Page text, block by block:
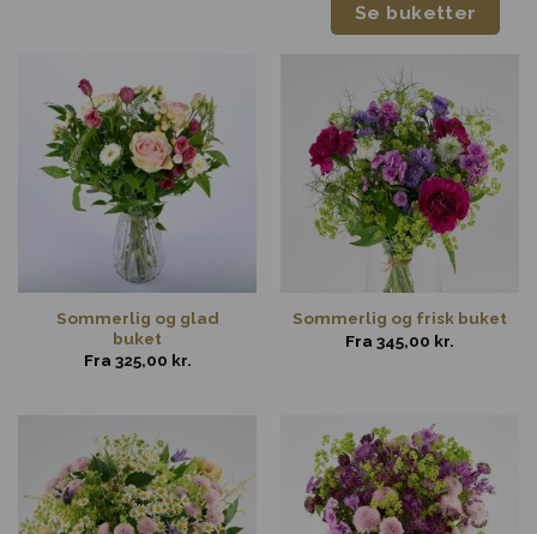
Se buketter
Sommerlig og glad
buket
Fra 325,00 kr.
Sommerlig og frisk buket
Fra 345,00 kr.